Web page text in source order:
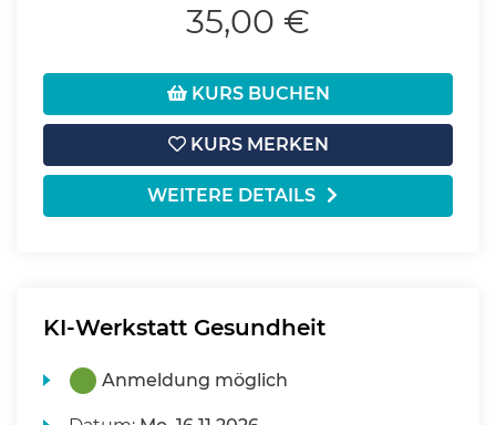
35,00 €
KURS BUCHEN
KURS MERKEN
WEITERE DETAILS
KI-Werkstatt Gesundheit
Anmeldung möglich